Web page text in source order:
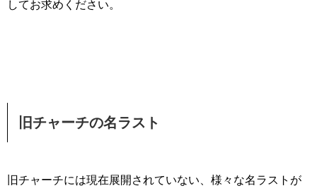
してお求めください。
旧チャーチの名ラスト
旧チャーチには現在展開されていない、様々な名ラストが